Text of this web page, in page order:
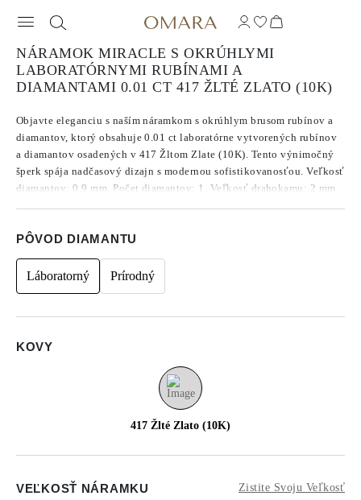
NÁRAMOK MIRACLE S OKRÚHLYMI
LABORATÓRNYMI RUBÍNAMI A
DIAMANTAMI 0.01 CT 417 ŽLTÉ ZLATO (10K)
Objavte eleganciu s naším náramkom s okrúhlym brusom rubínov a
diamantov, ktorý obsahuje 0.01 ct laboratórne vytvorených rubínov
a diamantov osadených v 417 Žltom Zlate (10K). Tento výnimočný
šperk spája nadčasový dizajn s modernou sofistikovanosťou. Veľkosť
diamantov: 0.9 mm. Počet diamantov: 1. Veľkosť drahokamu: 2 mm.
PÔVOD DIAMANTU
Láboratorný Prírodný
KOVY
417 Žlté Zlato (10K)
VEĽKOSŤ NÁRAMKU Zistite Svoju Veľkosť